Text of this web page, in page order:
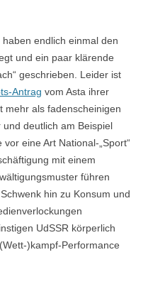
endlich einmal den
und ein paar klärende
geschrieben. Leider ist
Antrag vom Asta ihrer
mehr als fadenscheinigen
deutlich am Beispiel
eine Art National-„Sport“
mit einem
führen
hin zu Konsum und
UdSSR körperlich
)kampf-Performance